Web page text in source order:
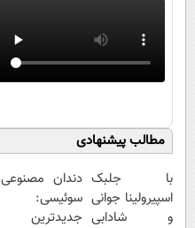
مطالب پیشنهادی
با جلبک
اسپیرولینا جوانی
و شادابی
دندان مصنوعی
سوئیسی:
جدیدترین